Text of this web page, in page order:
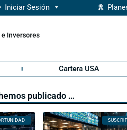
Iniciar Sesión
Inversores
Cartera USA
publicado …